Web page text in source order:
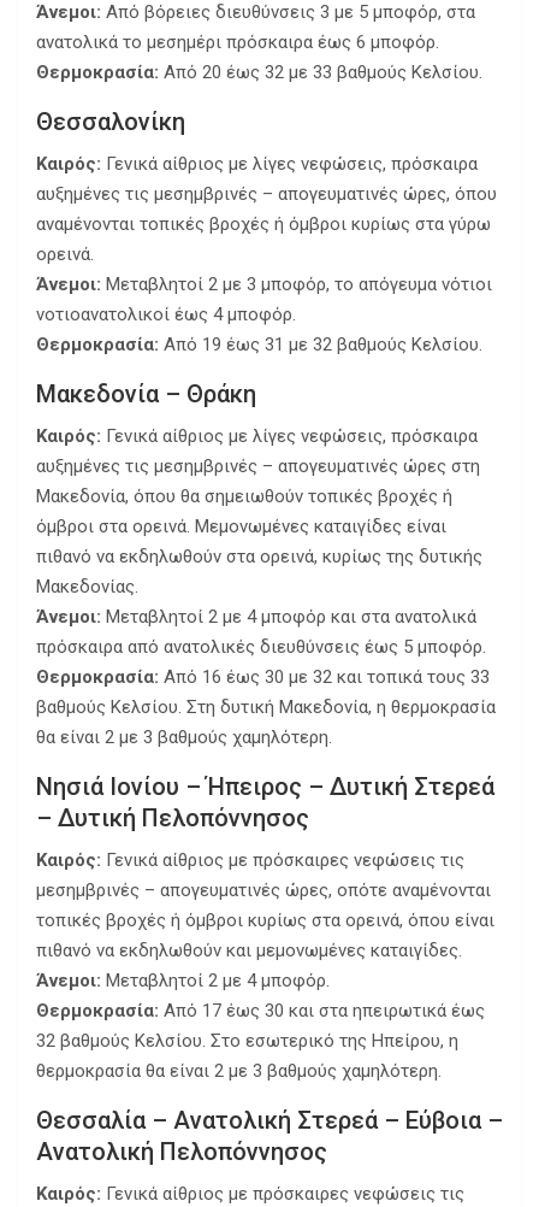
Άνεμοι: Από βόρειες διευθύνσεις 3 με 5 μποφόρ, στα
ανατολικά το μεσημέρι πρόσκαιρα έως 6 μποφόρ.
Θερμοκρασία: Από 20 έως 32 με 33 βαθμούς Κελσίου.
Θεσσαλονίκη
Καιρός: Γενικά αίθριος με λίγες νεφώσεις, πρόσκαιρα
αυξημένες τις μεσημβρινές – απογευματινές ώρες, όπου
αναμένονται τοπικές βροχές ή όμβροι κυρίως στα γύρω
ορεινά.
Άνεμοι: Μεταβλητοί 2 με 3 μποφόρ, το απόγευμα νότιοι
νοτιοανατολικοί έως 4 μποφόρ.
Θερμοκρασία: Από 19 έως 31 με 32 βαθμούς Κελσίου.
Μακεδονία – Θράκη
Καιρός: Γενικά αίθριος με λίγες νεφώσεις, πρόσκαιρα
αυξημένες τις μεσημβρινές – απογευματινές ώρες στη
Μακεδονία, όπου θα σημειωθούν τοπικές βροχές ή
όμβροι στα ορεινά. Μεμονωμένες καταιγίδες είναι
πιθανό να εκδηλωθούν στα ορεινά, κυρίως της δυτικής
Μακεδονίας.
Άνεμοι: Μεταβλητοί 2 με 4 μποφόρ και στα ανατολικά
πρόσκαιρα από ανατολικές διευθύνσεις έως 5 μποφόρ.
Θερμοκρασία: Από 16 έως 30 με 32 και τοπικά τους 33
βαθμούς Κελσίου. Στη δυτική Μακεδονία, η θερμοκρασία
θα είναι 2 με 3 βαθμούς χαμηλότερη.
Νησιά Ιονίου – Ήπειρος – Δυτική Στερεά
– Δυτική Πελοπόννησος
Καιρός: Γενικά αίθριος με πρόσκαιρες νεφώσεις τις
μεσημβρινές – απογευματινές ώρες, οπότε αναμένονται
τοπικές βροχές ή όμβροι κυρίως στα ορεινά, όπου είναι
πιθανό να εκδηλωθούν και μεμονωμένες καταιγίδες.
Άνεμοι: Μεταβλητοί 2 με 4 μποφόρ.
Θερμοκρασία: Από 17 έως 30 και στα ηπειρωτικά έως
32 βαθμούς Κελσίου. Στο εσωτερικό της Ηπείρου, η
θερμοκρασία θα είναι 2 με 3 βαθμούς χαμηλότερη.
Θεσσαλία – Ανατολική Στερεά – Εύβοια –
Ανατολική Πελοπόννησος
Καιρός: Γενικά αίθριος με πρόσκαιρες νεφώσεις τις